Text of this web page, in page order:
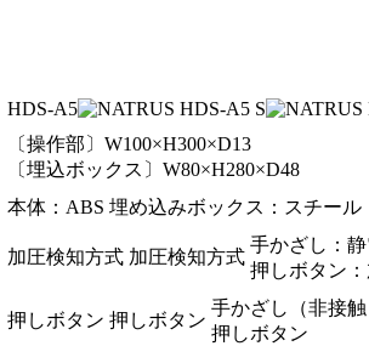
HDS-A5 HDS-A5 S
〔操作部〕W100×H300×D13
〔埋込ボックス〕W80×H280×D48
本体：ABS 埋め込みボックス：スチール
加圧検知方式 加圧検知方式
手かざし：
押しボタン
押しボタン 押しボタン
手かざし（非接
押しボタン